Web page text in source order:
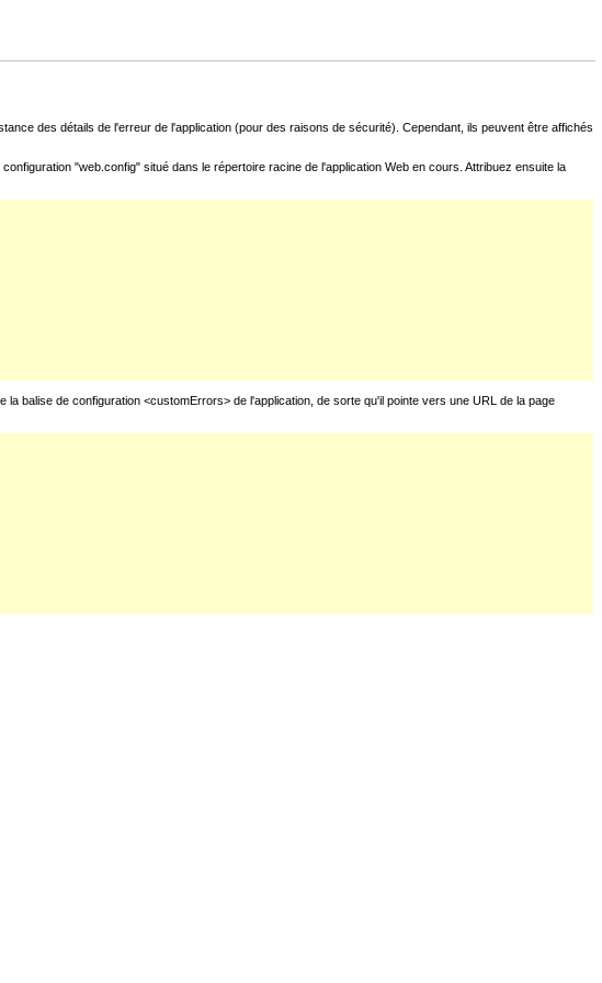
des détails de l'erreur de l'application (pour des raisons de sécurité). Cependant, ils peuvent être affichés
"web.config" situé dans le répertoire racine de l'application Web en cours. Attribuez ensuite la
balise de configuration <customErrors> de l'application, de sorte qu'il pointe vers une URL de la page